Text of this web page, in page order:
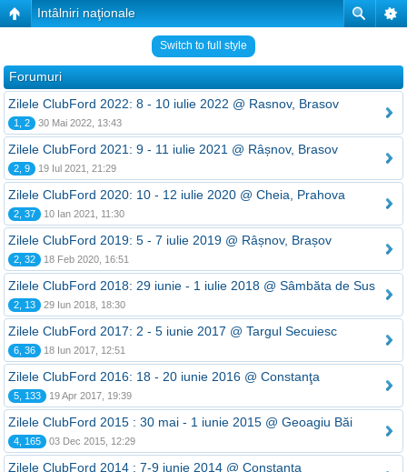
Intâlniri naţionale
Switch to full style
Forumuri
Zilele ClubFord 2022: 8 - 10 iulie 2022 @ Rasnov, Brasov
1, 2 30 Mai 2022, 13:43
Zilele ClubFord 2021: 9 - 11 iulie 2021 @ Râșnov, Brasov
2, 9 19 Iul 2021, 21:29
Zilele ClubFord 2020: 10 - 12 iulie 2020 @ Cheia, Prahova
2, 37 10 Ian 2021, 11:30
Zilele ClubFord 2019: 5 - 7 iulie 2019 @ Râșnov, Brașov
2, 32 18 Feb 2020, 16:51
Zilele ClubFord 2018: 29 iunie - 1 iulie 2018 @ Sâmbăta de Sus
2, 13 29 Iun 2018, 18:30
Zilele ClubFord 2017: 2 - 5 iunie 2017 @ Targul Secuiesc
6, 36 18 Iun 2017, 12:51
Zilele ClubFord 2016: 18 - 20 iunie 2016 @ Constanţa
5, 133 19 Apr 2017, 19:39
Zilele ClubFord 2015 : 30 mai - 1 iunie 2015 @ Geoagiu Băi
4, 165 03 Dec 2015, 12:29
Zilele ClubFord 2014 : 7-9 iunie 2014 @ Constanta